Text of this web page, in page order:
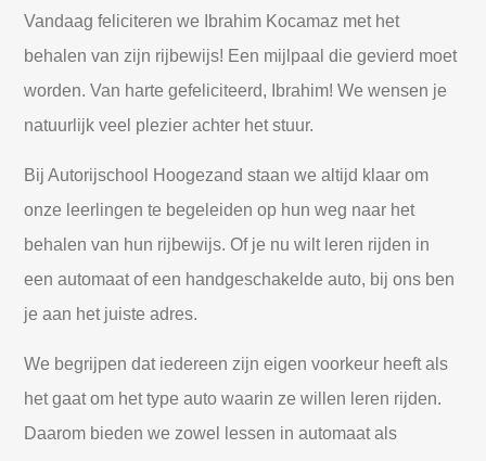
Vandaag feliciteren we Ibrahim Kocamaz met het
behalen van zijn rijbewijs! Een mijlpaal die gevierd moet
worden. Van harte gefeliciteerd, Ibrahim! We wensen je
natuurlijk veel plezier achter het stuur.
Bij Autorijschool Hoogezand staan we altijd klaar om
onze leerlingen te begeleiden op hun weg naar het
behalen van hun rijbewijs. Of je nu wilt leren rijden in
een automaat of een handgeschakelde auto, bij ons ben
je aan het juiste adres.
We begrijpen dat iedereen zijn eigen voorkeur heeft als
het gaat om het type auto waarin ze willen leren rijden.
Daarom bieden we zowel lessen in automaat als